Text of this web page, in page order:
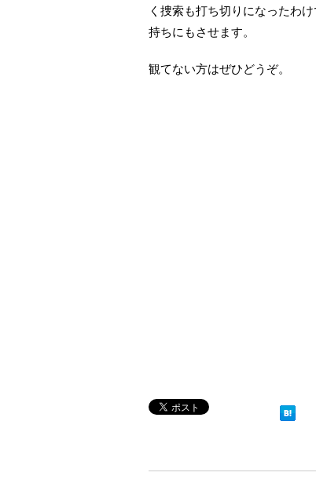
く捜索も打ち切りになったわ
持ちにもさせます。
観てない方はぜひどうぞ。